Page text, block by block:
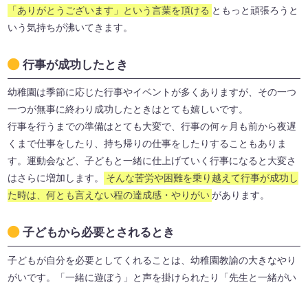
「ありがとうございます」という言葉を頂ける ともっと頑張ろうと
いう気持ちが沸いてきます。
行事が成功したとき
幼稚園は季節に応じた行事やイベントが多くありますが、その一つ
一つが無事に終わり成功したときはとても嬉しいです。
行事を行うまでの準備はとても大変で、行事の何ヶ月も前から夜遅
くまで仕事をしたり、持ち帰りの仕事をしたりすることもありま
す。運動会など、子どもと一緒に仕上げていく行事になると大変さ
はさらに増加します。
そんな苦労や困難を乗り越えて行事が成功し
た時は、何とも言えない程の達成感・やりがいがあります。
子どもから必要とされるとき
子どもが自分を必要としてくれることは、幼稚園教諭の大きなやり
がいです。「一緒に遊ぼう」と声を掛けられたり「先生と一緒がい